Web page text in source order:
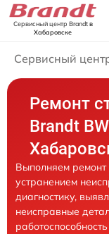
Сервисный центр Brandtв
Хабаровске
Сервисный
Ремонт
Brandt
Выполняем
устранением
диагностику,
неисправные